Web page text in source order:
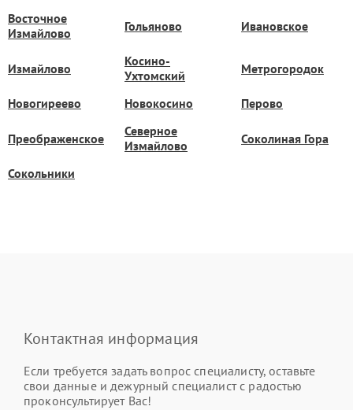
Восточное
Измайлово
Гольяново Ивановское
Измайлово
Косино-
Ухтомский
Метрогородок
Новогиреево Новокосино Перово
Преображенское
Северное
Измайлово
Соколиная Гора
Сокольники
Контактная информация
Если требуется задать вопрос специалисту, оставьте
свои данные и дежурный специалист с радостью
проконсультирует Вас!